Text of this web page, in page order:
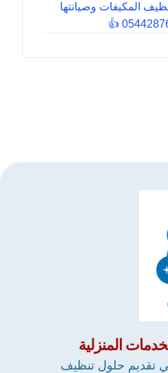
المكيفات وصيانتها
المنزلية
حلول تنظيف